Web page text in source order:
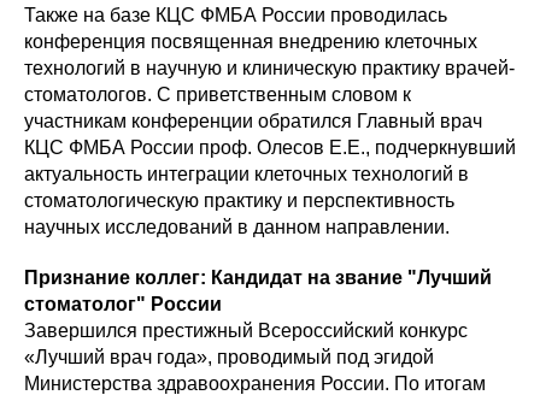
Также на базе КЦС ФМБА России проводилась
конференция посвященная внедрению клеточных
технологий в научную и клиническую практику врачей-
стоматологов. С приветственным словом к
участникам конференции обратился Главный врач
КЦС ФМБА России проф. Олесов Е.Е., подчеркнувший
актуальность интеграции клеточных технологий в
стоматологическую практику и перспективность
научных исследований в данном направлении.
Признание коллег: Кандидат на звание "Лучший
стоматолог" России
Завершился престижный Всероссийский конкурс
«Лучший врач года», проводимый под эгидой
Министерства здравоохранения России. По итогам